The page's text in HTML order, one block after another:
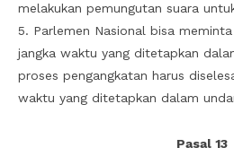
melakukan pemungutan suara
5. Parlemen Nasional bisa
jangka waktu yang ditetapkan
proses pengangkatan harus
waktu yang ditetapkan dalam
Pasal 13